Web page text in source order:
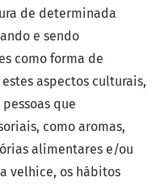
de determinada
e sendo
como forma de
aspectos culturais,
que
como aromas,
alimentares e/ou
velhice, os hábitos